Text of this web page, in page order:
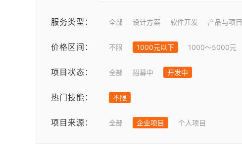
服务类型： 全部 设计方案 软件开发 产品与项
价格区间： 不限 1000元以下 1000～5000元
项目状态： 全部 招募中 开发中
热门技能： 不限
项目来源： 全部 企业项目 个人项目